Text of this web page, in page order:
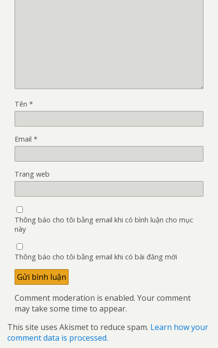
Tên *
Email *
Trang web
Thông báo cho tôi bằng email khi có bình luận cho mục
này
Thông báo cho tôi bằng email khi có bài đăng mới
Comment moderation is enabled. Your comment
may take some time to appear.
This site uses Akismet to reduce spam. Learn how your
comment data is processed.